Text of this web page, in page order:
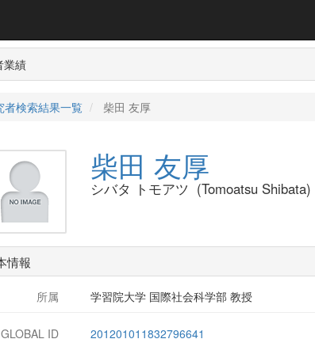
業績
者検索結果一覧 柴田 友厚
柴田 友厚
シバタ トモアツ (Tomoatsu Shibata)
情報
所属 学習院大学 国際社会科学部 教授
ID 201201011832796641